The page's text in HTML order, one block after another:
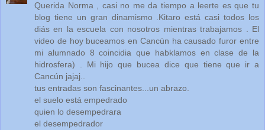
Querida Norma , casi no me da tiempo a leerte es que tu
blog tiene un gran dinamismo .Kitaro está casi todos los
diás en la escuela con nosotros mientras trabajamos . El
video de hoy buceamos en Cancún ha causado furor entre
mi alumnado 8 coincidia que habklamos en clase de la
hidrosfera) . Mi hijo que bucea dice que tiene que ir a
Cancún jajaj..
tus entradas son fascinantes...un abrazo.
el suelo está empedrado
quien lo desempedrara
el desempedrador